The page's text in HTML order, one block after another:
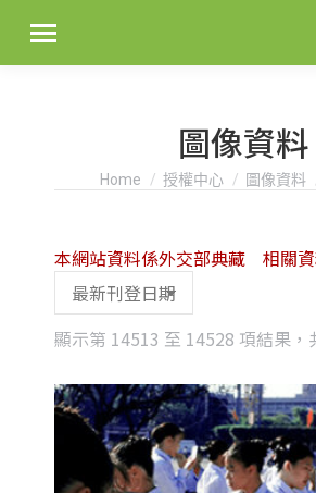
圖像資料
You are here:
Home 授權中心 圖像資料
顯示第 14513 至 14528 項結果，
本網站資料係外交部典藏 相關